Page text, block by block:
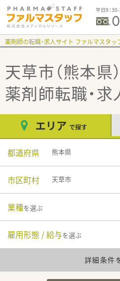
平日9：
薬剤師の転職・求人サイト ファルマスタッ
天草市（熊本県
薬剤師転職・
エリア で探す
都道府県 熊本県
市区町村 天草市
業種を選ぶ
雇用形態 / 給与を選ぶ
詳細条件